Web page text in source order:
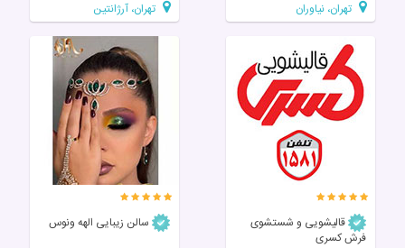
تهران، نیاوران
تهران، آرژانتین
قالیشویی و شستشوی
فرش کسری
سالن زیبایی الهه ونوس